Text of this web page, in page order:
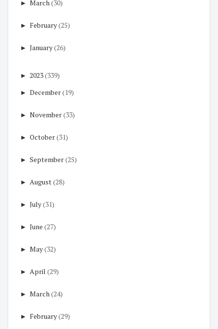
► March(30)
► February(25)
► January(26)
► 2023(339)
► December(19)
► November(33)
► October(31)
► September(25)
► August(28)
► July(31)
► June (27)
► May(32)
► April (29)
► March(24)
► February(29)